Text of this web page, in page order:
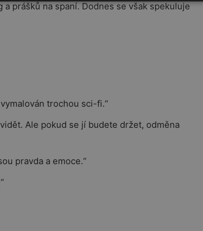
prášků na spaní. Dodnes se však spekuluje
trochou sci-fi.“
Ale pokud se jí budete držet, odměna
pravda a emoce.“